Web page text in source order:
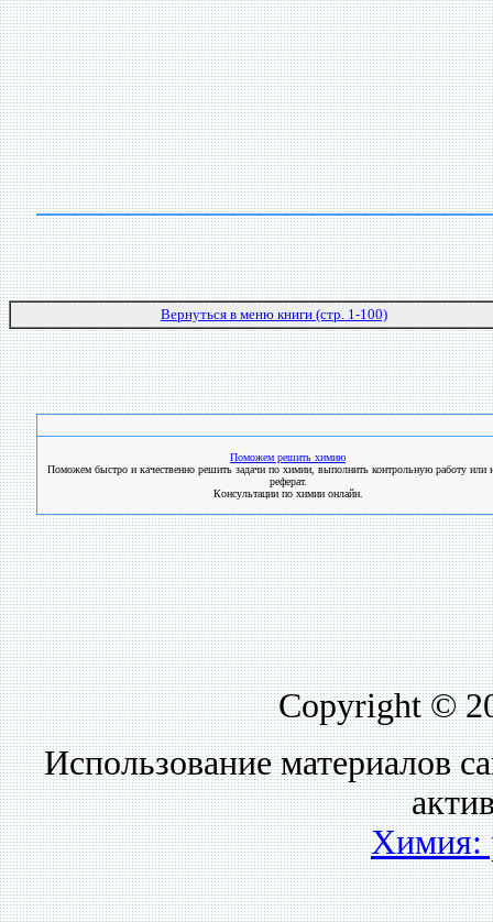
Вернуться в меню книги (стр. 1-100)
Поможем решить химию
Поможем быстро и качественно решить задачи по химии, выполнить контрольную работу или
реферат.
Консультации по химии онлайн.
Copyright ©
Использование материалов
Химия: